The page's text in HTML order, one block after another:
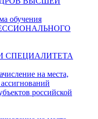
обучения
СПЕЦИАЛИТЕТА
на места,
российской